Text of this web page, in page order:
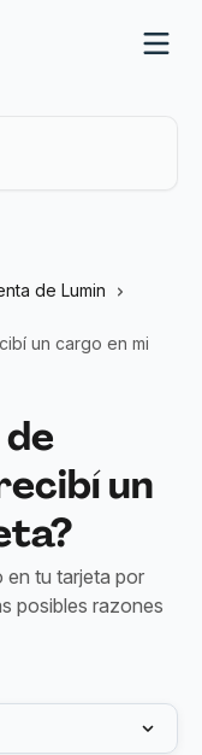
de Lumin
un cargo en mi
un
en tu tarjeta por
posibles razones